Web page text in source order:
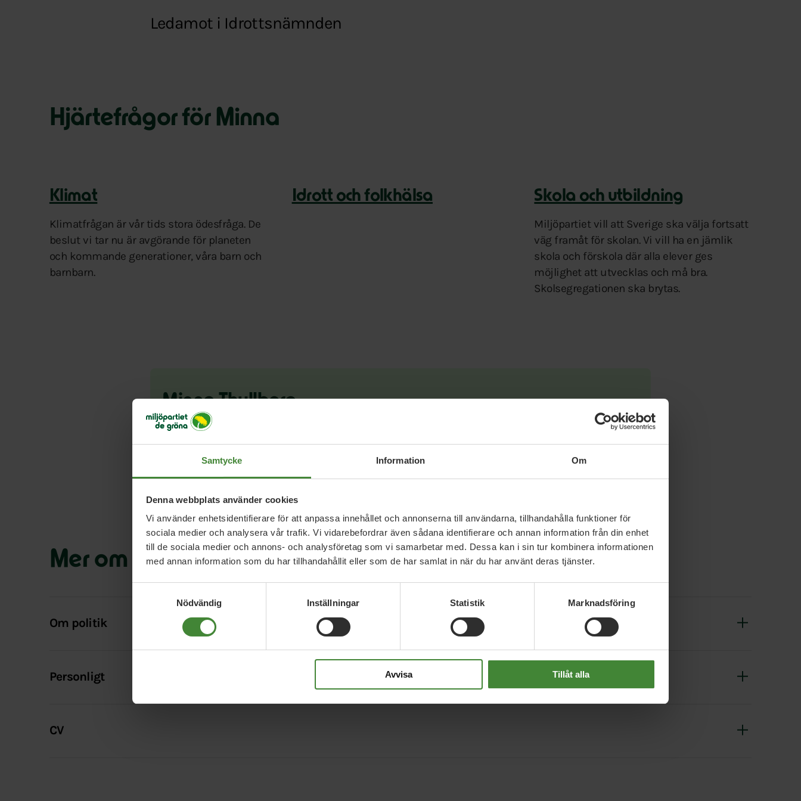
Samtycke Information Om
Denna webbplats använder cookies
Vi använder enhetsidentifierare för att anpassa innehållet och annonserna till användarna, tillhandahålla funktioner för
sociala medier och analysera vår trafik. Vi vidarebefordrar även sådana identifierare och annan information från din enhet
till de sociala medier och annons- och analysföretag som vi samarbetar med. Dessa kan i sin tur kombinera informationen
med annan information som du har tillhandahållit eller som de har samlat in när du har använt deras tjänster.
Nödvändig
Inställningar Statistik Marknadsföring
Avvisa Tillåt alla
Ledamot i Idrottsnämnden
Hjärtefrågor för Minna
Klimat
Klimatfrågan är vår tids stora ödesfråga. De
beslut vi tar nu är avgörande för planeten
och kommande generationer, våra barn och
barnbarn.
Idrott och folkhälsa Skola och utbildning
Miljöpartiet vill att Sverige ska välja fortsatt
väg framåt för skolan. Vi vill ha en jämlik
skola och förskola där alla elever ges
möjlighet att utvecklas och må bra.
Skolsegregationen ska brytas.
Minna Thullberg
070-454 81 26
Mer om Minna Thullberg
Om politik
Personligt
CV